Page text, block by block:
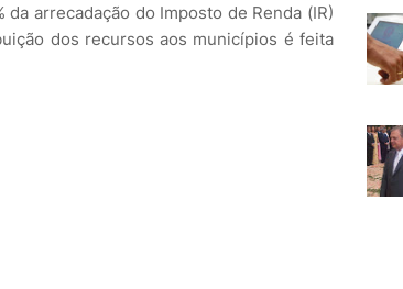
arrecadação do Imposto de Renda (IR)
dos recursos aos municípios é feita